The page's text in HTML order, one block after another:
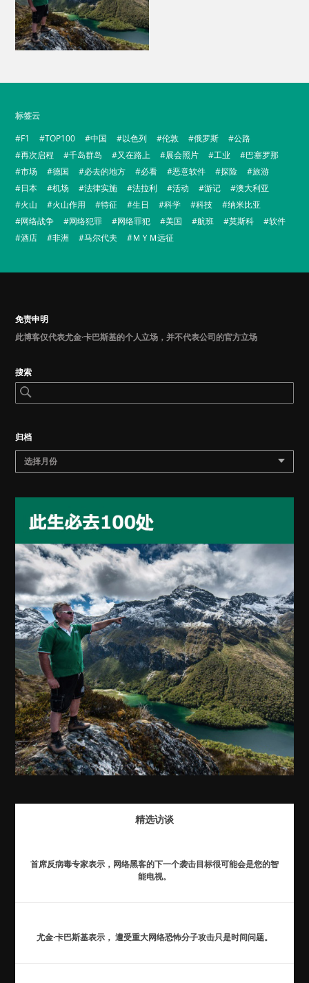
标签云
F1
TOP100 中国 以色列 伦敦 俄罗斯
公路
再次启程
千岛群岛 又在路上 展会照片 工业
巴塞罗那
市场
德国 必去的地方 必看 恶意软件 探险
旅游
日本
机场 法律实施 法拉利 活动 游记
澳大利亚
火山
火山作用 特征 生日 科学 科技
纳米比亚
网络战争
网络犯罪 网络罪犯 美国 航班 莫斯科
软件
酒店
非洲 马尔代夫 ＭＹＭ远征
免责申明
此博客仅代表尤金·卡巴斯基的个人立场，并不代表公司的官方立场
搜索
归档
选择月份
精选访谈
首席反病毒专家表示，网络黑客的下一个袭击目标很可能会是您的智
能电视。
尤金·卡巴斯基表示， 遭受重大网络恐怖分子攻击只是时间问题。